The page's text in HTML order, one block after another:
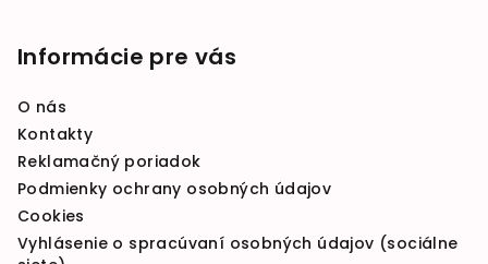
Informácie pre vás
O nás
Kontakty
Reklamačný poriadok
Podmienky ochrany osobných údajov
Cookies
Vyhlásenie o spracúvaní osobných údajov (sociálne